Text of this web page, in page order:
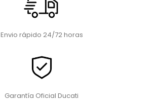
Envio rápido 24/72 horas
Garantía Oficial Ducati